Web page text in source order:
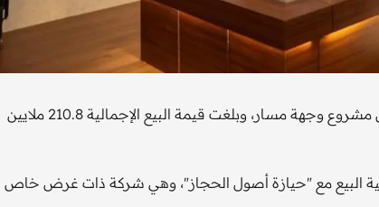
باعت شركة أم القرى للتنمية والإعمار "مسار"، قطعة أرض ضمن مشروع وجهة مسار، وبلغت قيمة البيع الإجمالية 210.8 ملايين
عملية البيع مع "حيازة أصول الحجاز"، وهي شركة ذات غرض خاص